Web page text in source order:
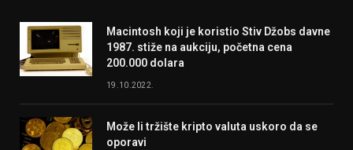
Macintosh koji je koristio Stiv Džobs davne
1987. stiže na aukciju, početna cena
200.000 dolara
19.10.2022.
Može li tržište kripto valuta uskoro da se
oporavi